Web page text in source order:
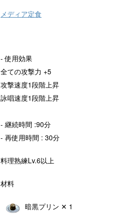
e
メディア定食
- 使用効果
全ての攻撃力 +5
攻撃速度1段階上昇
詠唱速度1段階上昇
- 継続時間 :90分
- 再使用時間 : 30分
料理熟練Lv.6以上
材料
暗黒プリン ✕ 1